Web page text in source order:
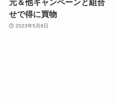
元＆他キャンペーンと組合
せで得に買物
2023年5月6日